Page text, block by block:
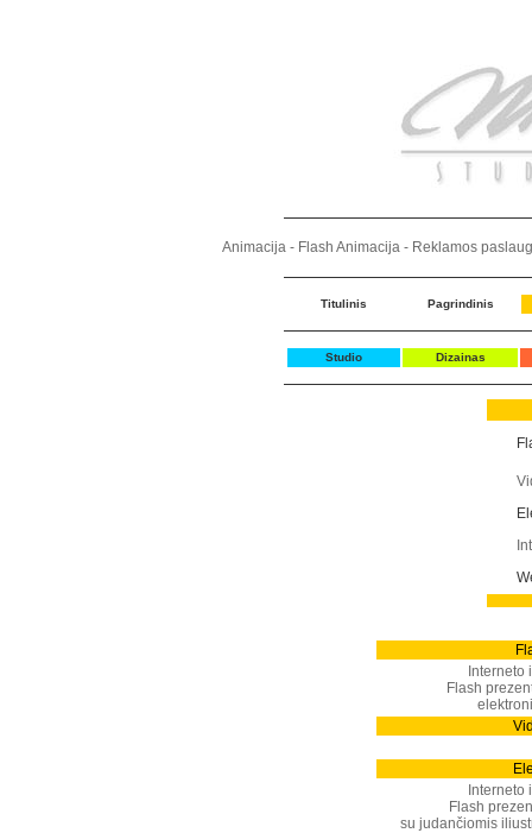
Animacija - Flash Animacija - Reklamos
Titulinis Pagrindinis
Studio Dizainas
Interneto
Flash
Interneto
Flash
su judančiomis